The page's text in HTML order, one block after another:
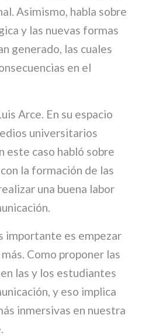
Asimismo, habla sobre
y las nuevas formas
generado, las cuales
en el
Arce. En su espacio
universitarios
este caso habló sobre
la formación de las
una buena labor
importante es empezar
Como proponer las
las y los estudiantes
y eso implica
inmersivas en nuestra